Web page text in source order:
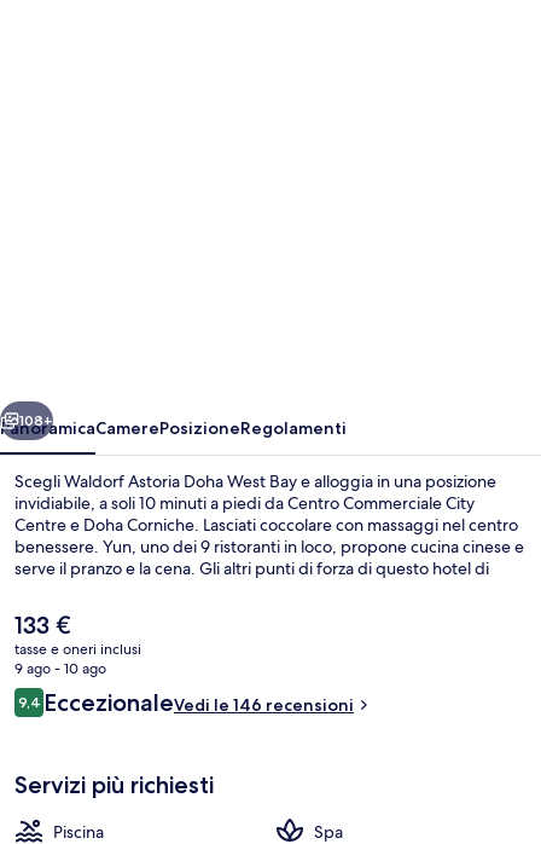
Avanti
108+
PanoramicaCamerePosizioneRegolamenti
Scegli Waldorf Astoria Doha West Bay e alloggia in una posizione
invidiabile, a soli 10 minuti a piedi da Centro Commerciale City
Centre e Doha Corniche. Lasciati coccolare con massaggi nel centro
benessere. Yun, uno dei 9 ristoranti in loco, propone cucina cinese e
serve il pranzo e la cena. Gli altri punti di forza di questo hotel di
pubblici sono a poca distanza: Stazione metro di DECC è a 13 min a
piedi.
Il
prezzo
attuale
è
133 €
133 €
tasse e oneri inclusi
9 ago - 10 ago
Recensioni
9,49,4 su 10
EccezionaleVedi le 146 recensioni
Servizi più richiesti
Piscina
Spa